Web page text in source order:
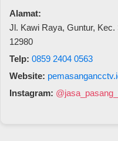
Alamat:
Jl. Kawi Raya, Guntur,
12980
Telp: 0859 2404 0563
Website:
Instagram: